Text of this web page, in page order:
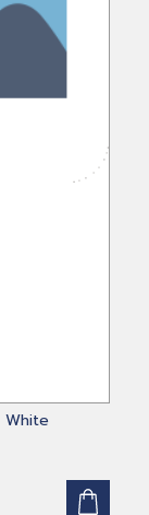
White